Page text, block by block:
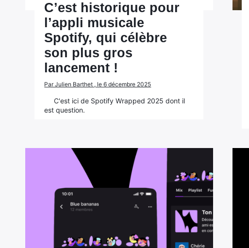
C’est historique pour
l’appli musicale
Spotify, qui célèbre
son plus gros
lancement !
Par Julien Barthet , le 6 décembre 2025
C'est ici de Spotify Wrapped 2025 dont il
est question.